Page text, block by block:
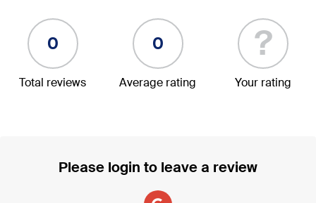
0
Total reviews
0
Average rating
?
Your rating
Please login to leave a review